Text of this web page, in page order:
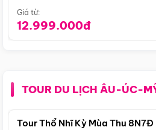
Giá từ:
12.999.000đ
TOUR DU LỊCH ÂU-ÚC-
Tour Thổ Nhĩ Kỳ Mùa Thu